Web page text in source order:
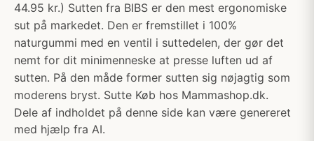
44.95 kr.) Sutten fra BIBS er den mest ergonomiske
sut på markedet. Den er fremstillet i 100%
naturgummi med en ventil i suttedelen, der gør det
nemt for dit minimenneske at presse luften ud af
sutten. På den måde former sutten sig nøjagtig som
moderens bryst. Sutte Køb hos Mammashop.dk.
Dele af indholdet på denne side kan være genereret
med hjælp fra AI.